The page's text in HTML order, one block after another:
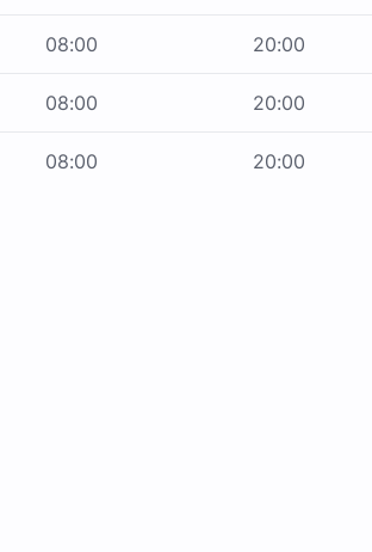
08:00 20:00
08:00 20:00
08:00 20:00